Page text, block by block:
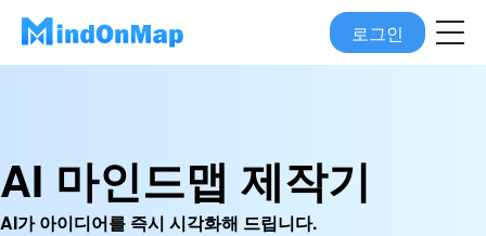
로그인
AI 마인드맵 제작기
AI가 아이디어를 즉시 시각화해 드립니다.